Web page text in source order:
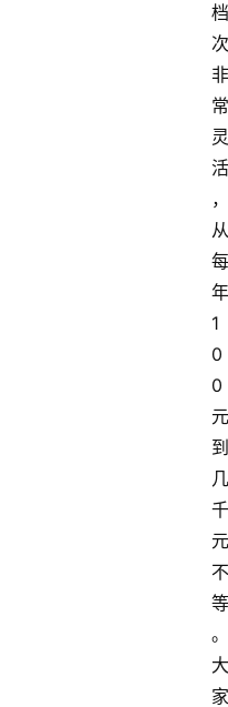
档
次
非
常
灵
活
，
从
每
年
1
0
0
元
到
几
千
元
不
等
。
大
家